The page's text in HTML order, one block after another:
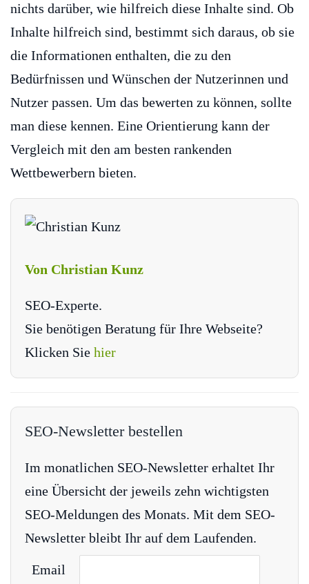
nichts darüber, wie hilfreich diese Inhalte sind. Ob
Inhalte hilfreich sind, bestimmt sich daraus, ob sie
die Informationen enthalten, die zu den
Bedürfnissen und Wünschen der Nutzerinnen und
Nutzer passen. Um das bewerten zu können, sollte
man diese kennen. Eine Orientierung kann der
Vergleich mit den am besten rankenden
Wettbewerbern bieten.
Von Christian Kunz
SEO-Experte.
Sie benötigen Beratung für Ihre Webseite?
Klicken Sie hier
SEO-Newsletter bestellen
Im monatlichen SEO-Newsletter erhaltet Ihr
eine Übersicht der jeweils zehn wichtigsten
SEO-Meldungen des Monats. Mit dem SEO-
Newsletter bleibt Ihr auf dem Laufenden.
Email